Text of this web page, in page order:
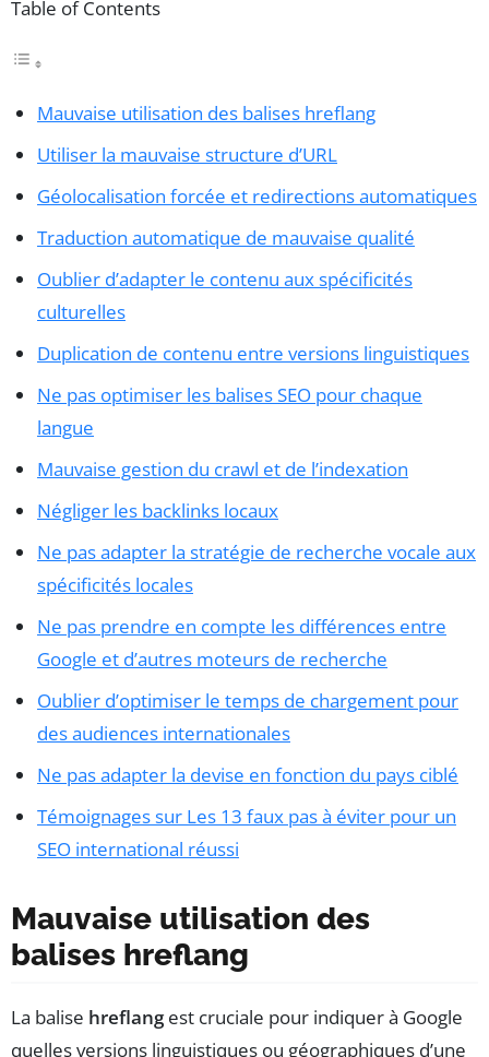
Table of Contents
Mauvaise utilisation des balises hreflang
Utiliser la mauvaise structure d’URL
Géolocalisation forcée et redirections automatiques
Traduction automatique de mauvaise qualité
Oublier d’adapter le contenu aux spécificités
culturelles
Duplication de contenu entre versions linguistiques
Ne pas optimiser les balises SEO pour chaque
langue
Mauvaise gestion du crawl et de l’indexation
Négliger les backlinks locaux
Ne pas adapter la stratégie de recherche vocale aux
spécificités locales
Ne pas prendre en compte les différences entre
Google et d’autres moteurs de recherche
Oublier d’optimiser le temps de chargement pour
des audiences internationales
Ne pas adapter la devise en fonction du pays ciblé
Témoignages sur Les 13 faux pas à éviter pour un
SEO international réussi
Mauvaise utilisation des
balises hreflang
La balise hreflangest cruciale pour indiquer à Google
quelles versions linguistiques ou géographiques d’une